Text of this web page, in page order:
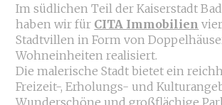
Im südlichen Teil der Kaiserstadt
haben wir für CITA Immobilien
Stadtvillen in Form von
Wohneinheiten realisiert.
Die malerische Stadt bietet ein
Freizeit-, Erholungs- und
Wunderschöne und großflächige